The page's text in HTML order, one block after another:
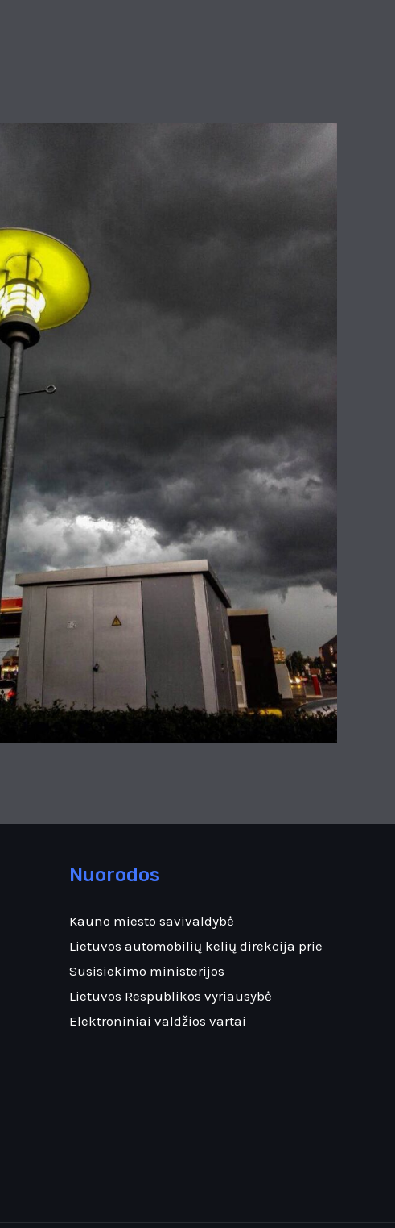
Nuorodos
Kauno miesto savivaldybė
Lietuvos automobilių kelių direkcija prie
Susisiekimo ministerijos
Lietuvos Respublikos vyriausybė
Elektroniniai valdžios vartai